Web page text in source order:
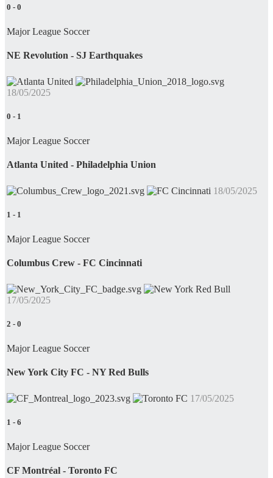
0 - 0
Major League Soccer
NE Revolution - SJ Earthquakes
18/05/2025
0 - 1
Major League Soccer
Atlanta United - Philadelphia Union
18/05/2025
1 - 1
Major League Soccer
Columbus Crew - FC Cincinnati
17/05/2025
2 - 0
Major League Soccer
New York City FC - NY Red Bulls
17/05/2025
1 - 6
Major League Soccer
CF Montréal - Toronto FC